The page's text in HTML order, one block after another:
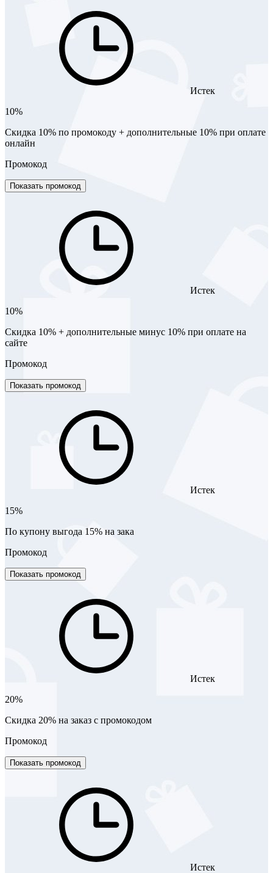
Истек
10%
Скидка 10% по промокоду + дополнительные 10% при оплате
онлайн
Промокод
Показать промокод
Истек
10%
Скидка 10% + дополнительные минус 10% при оплате на
сайте
Промокод
Показать промокод
Истек
15%
По купону выгода 15% на зака
Промокод
Показать промокод
Истек
20%
Скидка 20% на заказ с промокодом
Промокод
Показать промокод
Истек